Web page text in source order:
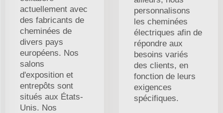
actuellement avec
des fabricants de
cheminées de
divers pays
européens. Nos
salons
d'exposition et
entrepôts sont
situés aux États-
Unis. Nos
personnalisons
les cheminées
électriques afin de
répondre aux
besoins variés
des clients, en
fonction de leurs
exigences
spécifiques.